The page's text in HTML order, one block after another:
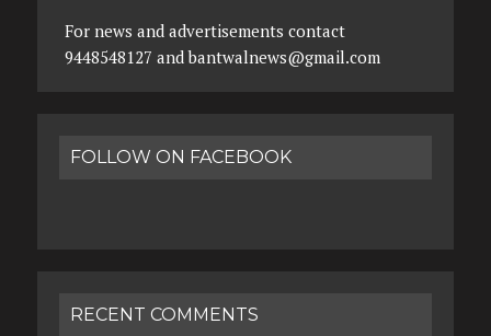
For news and advertisements contact
9448548127 and bantwalnews@gmail.com
FOLLOW ON FACEBOOK
RECENT COMMENTS